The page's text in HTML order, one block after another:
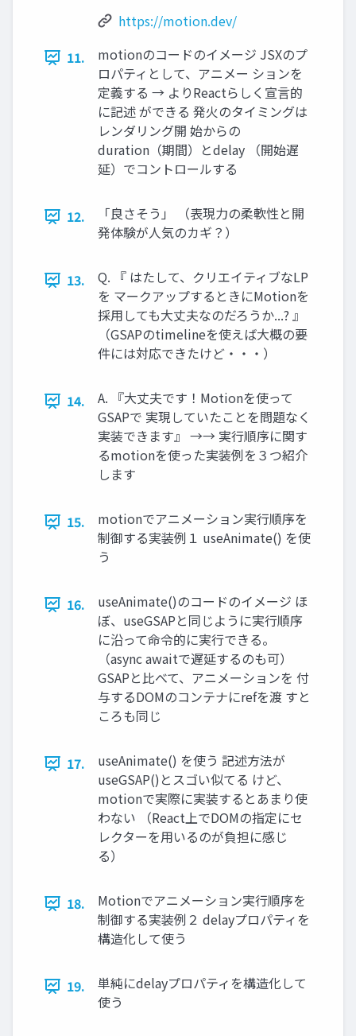
https://motion.dev/
11.
motionのコードのイメージ JSXのプ
ロパティとして、アニメー ションを
定義する → よりReactらしく宣言的
に記述 ができる 発火のタイミングは
レンダリング開 始からの
duration（期間）とdelay （開始遅
延）でコントロールする
12.
「良さそう」 （表現力の柔軟性と開
発体験が人気のカギ？）
13.
Q. 『 はたして、クリエイティブなLP
を マークアップするときにMotionを
採用しても大丈夫なのだろうか...? 』
（GSAPのtimelineを使えば大概の要
件には対応できたけど・・・）
14.
A. 『大丈夫です！Motionを使って
GSAPで 実現していたことを問題なく
実装できます』 →→ 実行順序に関す
るmotionを使った実装例を３つ紹介
します
15.
motionでアニメーション実行順序を
制御する実装例１ useAnimate() を使
う
16.
useAnimate()のコードのイメージ ほ
ぼ、useGSAPと同じように実行順序
に沿って命令的に実行できる。
（async awaitで遅延するのも可）
GSAPと比べて、アニメーションを 付
与するDOMのコンテナにrefを渡 すと
ころも同じ
17.
useAnimate() を使う 記述方法が
useGSAP()とスゴい似てる けど、
motionで実際に実装するとあまり使
わない （React上でDOMの指定にセ
レクターを用いるのが負担に感じ
る）
18.
Motionでアニメーション実行順序を
制御する実装例２ delayプロパティを
構造化して使う
19.
単純にdelayプロパティを構造化して
使う